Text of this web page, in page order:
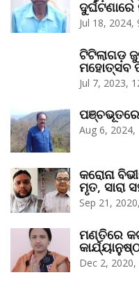
Jul 18, 2024,
ଟିଟିଲାଗଡ଼
ମହୋତ୍ସବ
Jul 7, 2023,
ପଞ୍ଚଭୂତରେ
Aug 6, 2024,
କରୋନା
ମୃତ, ସାରା
Sep 21,
ମଣ୍ତିରେ
Dec 2,